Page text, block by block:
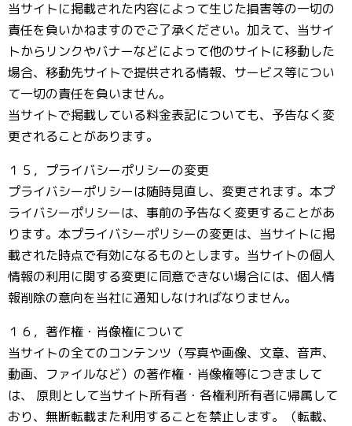
当サイトに掲載された内容によって生じた損害等の一切の
責任を負いかねますのでご了承ください。加えて、当サイ
トからリンクやバナーなどによって他のサイトに移動した
場合、移動先サイトで提供される情報、サービス等につい
て一切の責任を負いません。
当サイトで掲載している料金表記についても、予告なく変
更されることがあります。
１５，プライバシーポリシーの変更
プライバシーポリシーは随時見直し、変更されます。本プ
ライバシーポリシーは、事前の予告なく変更することがあ
ります。本プライバシーポリシーの変更は、当サイトに掲
載された時点で有効になるものとします。当サイトの個人
情報の利用に関する変更に同意できない場合には、個人情
報削除の意向を当社に通知しなければなりません。
１６，著作権・肖像権について
当サイトの全てのコンテンツ（写真や画像、文章、音声、
動画、ファイルなど）の著作権・肖像権等につきまして
は、 原則として当サイト所有者・各権利所有者に帰属して
おり、無断転載また利用することを禁止します。（転載、